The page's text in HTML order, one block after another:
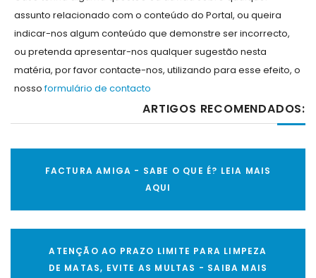
assunto relacionado com o conteúdo do Portal, ou queira
indicar-nos algum conteúdo que demonstre ser incorrecto,
ou pretenda apresentar-nos qualquer sugestão nesta
matéria, por favor contacte-nos, utilizando para esse efeito, o
nossoformulário de contacto
ARTIGOS RECOMENDADOS:
FACTURA AMIGA - SABE O QUE É? LEIA MAIS
AQUI
ATENÇÃO AO PRAZO LIMITE PARA LIMPEZA
DE MATAS, EVITE AS MULTAS - SAIBA MAIS